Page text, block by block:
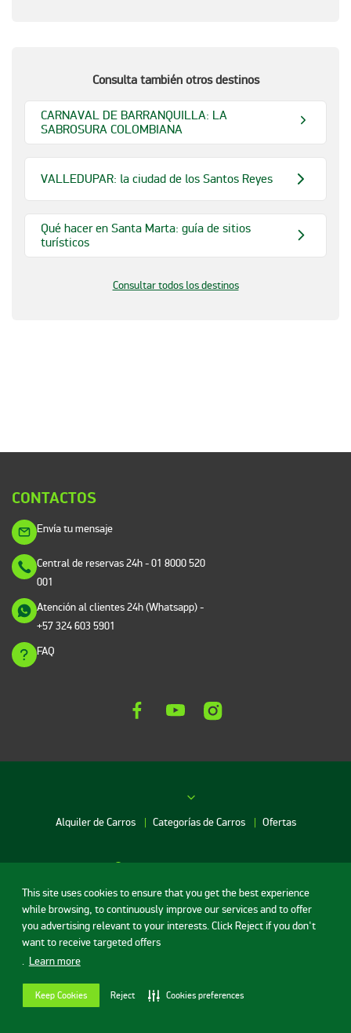
This site uses cookies to ensure that you get the best experience
while browsing, to continuously improve our services and to offer
you advertising relevant to your interests. Click Reject if you don't
want to receive targeted offers
. Learn more
Keep Cookies Reject Cookies preferences
Consulta también otros destinos
CARNAVAL DE BARRANQUILLA: LA
SABROSURA COLOMBIANA
VALLEDUPAR: la ciudad de los Santos Reyes
Qué hacer en Santa Marta: guía de sitios
turísticos
Consultar todos los destinos
CONTACTOS
Envía tu mensaje
Central de reservas 24h- 01 8000 520
001
Atención al clientes 24h (Whatsapp)-
+57 324 603 5901
FAQ
Alquiler de Carros Categorías de Carros Ofertas
Alquiler de Carros en Bogotá
Alquiler de Carros en Bucaramanga
Condiciones de uso
Política de privacidad
Contrato de alquiler de autos
Contrato de alquiler de autos VTL
Términos y Condiciones Pago en Linea
©Localiza - Todos los derechos reservados
v.20.44.1